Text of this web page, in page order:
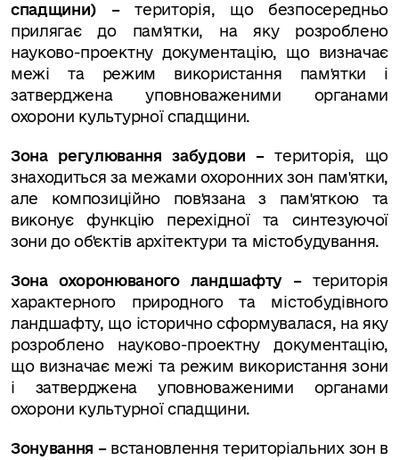
спадщини) –територія, що безпосередньо
прилягає до пам'ятки, на яку розроблено
науково-проектну документацію, що визначає
межі та режим використання пам'ятки і
затверджена уповноваженими органами
охорони культурної спадщини.
Зона регулювання забудови –територія, що
знаходиться за межами охоронних зон пам'ятки,
але композиційно пов'язана з пам'яткою та
виконує функцію перехідної та синтезуючої
зони до об'єктів архітектури та містобудування.
Зона охоронюваного ландшафту – територія
характерного природного та містобудівного
ландшафту, що історично сформувалася, на яку
розроблено науково-проектну документацію,
що визначає межі та режим використання зони
і затверджена уповноваженими органами
охорони культурної спадщини.
Зонування – встановлення територіальних зон в